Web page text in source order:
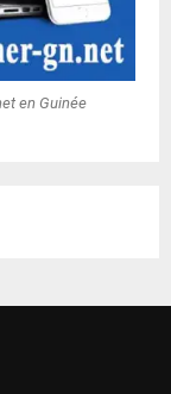
en Guinée